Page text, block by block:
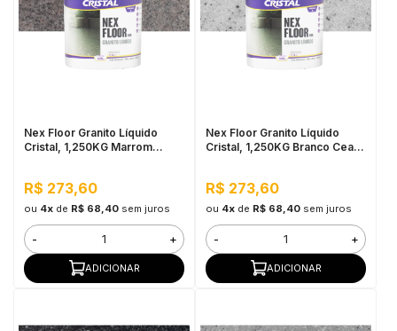
Stone
Nex Floor Granito Líquido
Cristal, 1,250KG Marrom
R$ 273,60
ou 4xde R$ 68,40 sem juros
- +
ADICIONAR
Nex Floor Granito Líquido
Cristal, 1,250KG Branco Ceará
R$ 273,60
ou 4xde R$ 68,40 sem juros
- +
ADICIONAR